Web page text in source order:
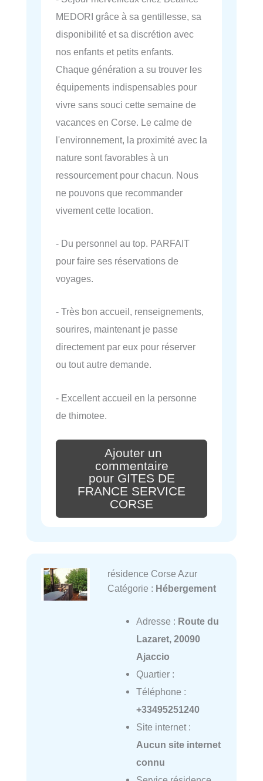
MEDORI grâce à sa gentillesse, sa
disponibilité et sa discrétion avec
nos enfants et petits enfants.
Chaque génération a su trouver les
équipements indispensables pour
vivre sans souci cette semaine de
vacances en Corse. Le calme de
l'environnement, la proximité avec la
nature sont favorables à un
ressourcement pour chacun. Nous
ne pouvons que recommander
vivement cette location.
- Du personnel au top. PARFAIT
pour faire ses réservations de
voyages.
- Très bon accueil, renseignements,
sourires, maintenant je passe
directement par eux pour réserver
ou tout autre demande.
- Excellent accueil en la personne
de thimotee.
Ajouter un
commentaire
pour GITES DE
FRANCE SERVICE
CORSE
résidence Corse Azur
Catégorie : Hébergement
Adresse : Route du
Lazaret, 20090
Ajaccio
Quartier :
Téléphone :
+33495251240
Site internet :
Aucun site internet
connu